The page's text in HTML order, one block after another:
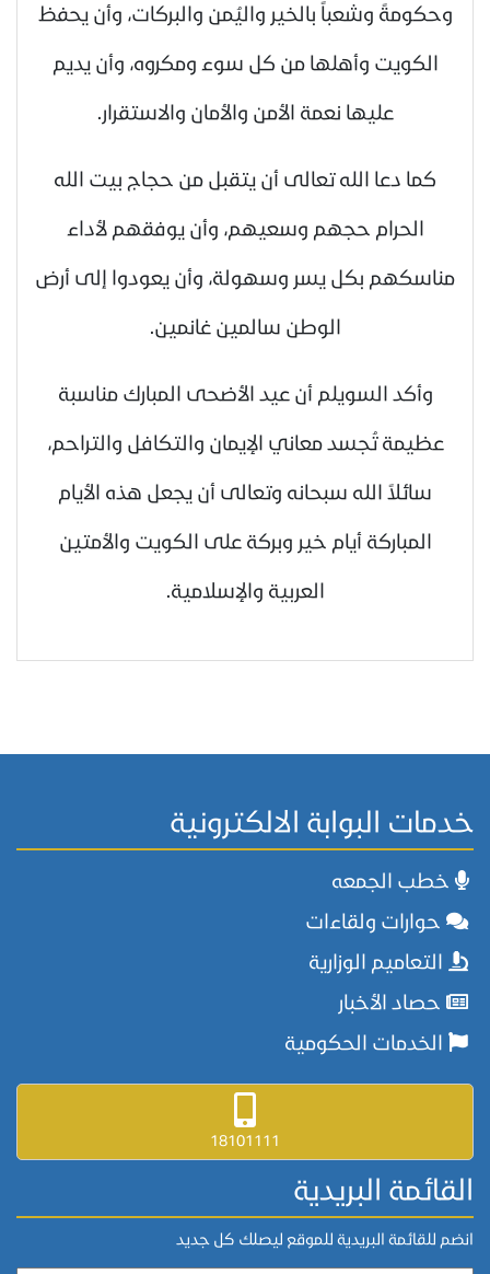
وحكومةً وشعباً بالخير واليُمن والبركات، وأن يحفظ
الكويت وأهلها من كل سوء ومكروه، وأن يديم
عليها نعمة الأمن والأمان والاستقرار.
كما دعا الله تعالى أن يتقبل من حجاج بيت الله
الحرام حجهم وسعيهم، وأن يوفقهم لأداء
مناسكهم بكل يسر وسهولة، وأن يعودوا إلى أرض
الوطن سالمين غانمين.
وأكد السويلم أن عيد الأضحى المبارك مناسبة
عظيمة تُجسد معاني الإيمان والتكافل والتراحم،
سائلاً الله سبحانه وتعالى أن يجعل هذه الأيام
المباركة أيام خير وبركة على الكويت والأمتين
العربية والإسلامية.
خدمات البوابة الالكترونية
خطب الجمعه
حوارات ولقاءات
التعاميم الوزارية
حصاد الأخبار
الخدمات الحكومية
18101111
القائمة البريدية
انضم للقائمة البريدية للموقع ليصلك كل جديد